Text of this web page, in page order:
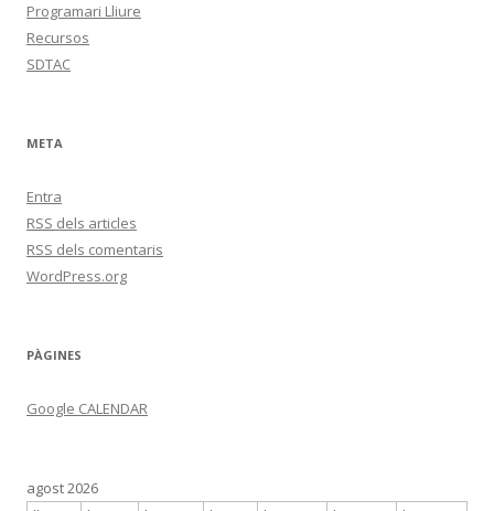
Programari Lliure
Recursos
SDTAC
META
Entra
RSS dels articles
RSS dels comentaris
WordPress.org
PÀGINES
Google CALENDAR
agost 2026